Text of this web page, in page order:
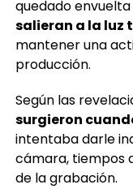
quedado
salieran a la luz
mantener una
producción.
Según las
surgieron
intentaba darle
cámara, tiempos
de la grabación.